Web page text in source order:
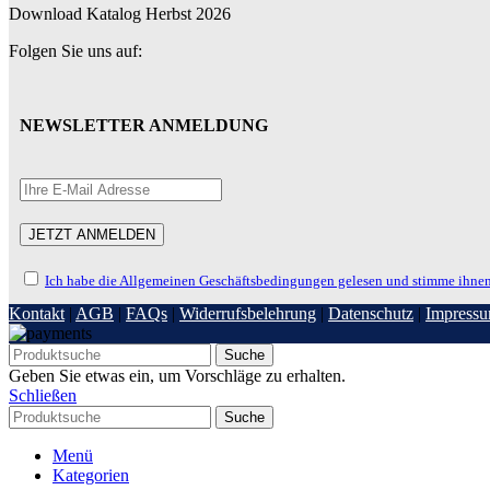
Download Katalog Herbst 2026
Folgen Sie uns auf:
NEWSLETTER ANMELDUNG
Ich habe die Allgemeinen Geschäftsbedingungen gelesen und stimme
Kontakt | AGB | FAQs | Widerrufsbelehrung | Datenschutz |
Suche
Geben Sie etwas ein, um Vorschläge zu erhalten.
Schließen
Suche
Menü
Kategorien